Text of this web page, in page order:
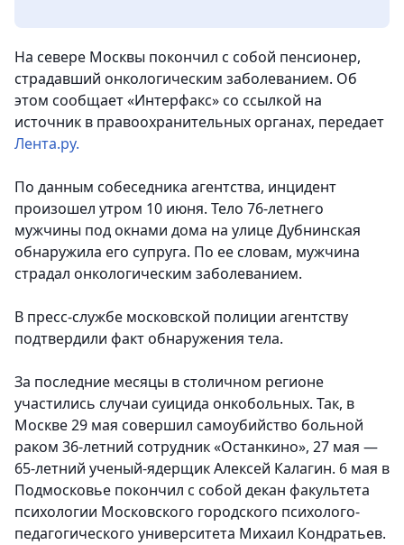
На севере Москвы покончил с собой пенсионер,
страдавший онкологическим заболеванием. Об
этом сообщает «Интерфакс» со ссылкой на
источник в правоохранительных органах, передает
Лента.ру.
По данным собеседника агентства, инцидент
произошел утром 10 июня. Тело 76-летнего
мужчины под окнами дома на улице Дубнинская
обнаружила его супруга. По ее словам, мужчина
страдал онкологическим заболеванием.
В пресс-службе московской полиции агентству
подтвердили факт обнаружения тела.
За последние месяцы в столичном регионе
участились случаи суицида онкобольных. Так, в
Москве 29 мая совершил самоубийство больной
раком 36-летний сотрудник «Останкино», 27 мая —
65-летний ученый-ядерщик Алексей Калагин. 6 мая в
Подмосковье покончил с собой декан факультета
психологии Московского городского психолого-
педагогического университета Михаил Кондратьев.